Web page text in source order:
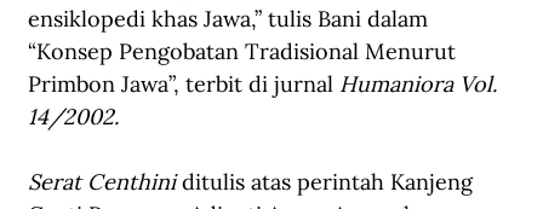
ensiklopedi khas Jawa,” tulis Bani dalam
“Konsep Pengobatan Tradisional Menurut
Primbon Jawa”, terbit di jurnal Humaniora Vol.
14/2002.
Serat Centhini ditulis atas perintah Kanjeng